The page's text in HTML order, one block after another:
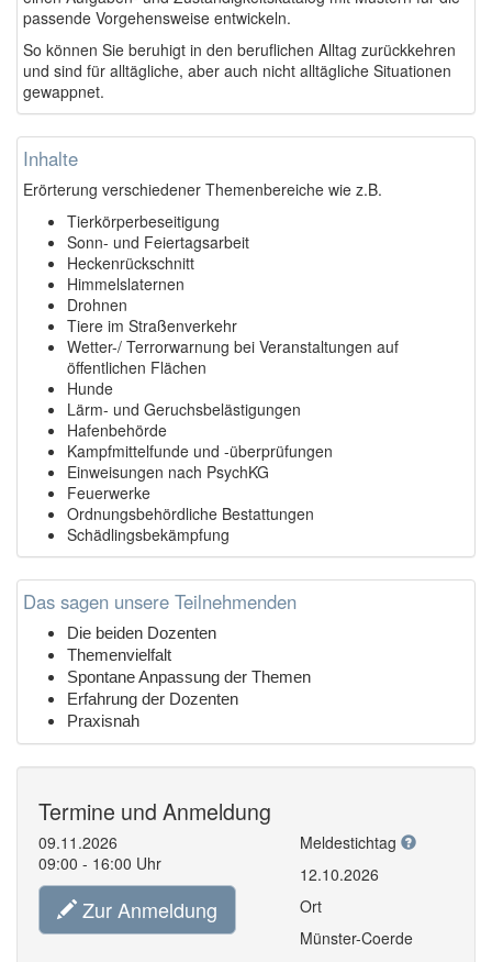
passende Vorgehensweise entwickeln.
So können Sie beruhigt in den beruflichen Alltag zurückkehren
und sind für alltägliche, aber auch nicht alltägliche Situationen
gewappnet.
Inhalte
Erörterung verschiedener Themenbereiche wie z.B.
Tierkörperbeseitigung
Sonn- und Feiertagsarbeit
Heckenrückschnitt
Himmelslaternen
Drohnen
Tiere im Straßenverkehr
Wetter-/ Terrorwarnung bei Veranstaltungen auf
öffentlichen Flächen
Hunde
Lärm- und Geruchsbelästigungen
Hafenbehörde
Kampfmittelfunde und -überprüfungen
Einweisungen nach PsychKG
Feuerwerke
Ordnungsbehördliche Bestattungen
Schädlingsbekämpfung
Das sagen unsere Teilnehmenden
Die beiden Dozenten
Themenvielfalt
Spontane Anpassung der Themen
Erfahrung der Dozenten
Praxisnah
Termine und Anmeldung
09.11.2026
09:00 - 16:00 Uhr
Zur Anmeldung
Meldestichtag
12.10.2026
Ort
Münster-Coerde